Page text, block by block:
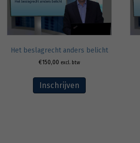
Het beslagrecht anders belicht
€150,00 excl. btw
Inschrijven